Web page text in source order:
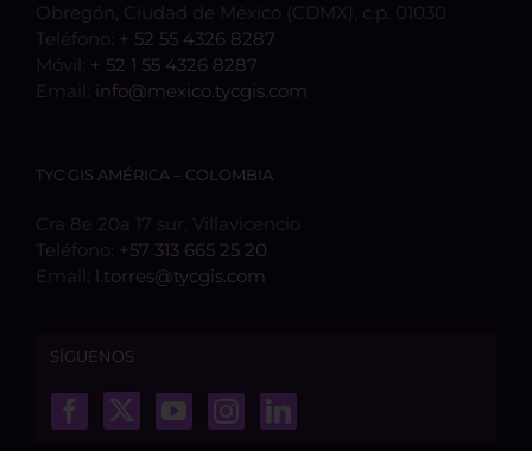
Obregón, Ciudad de México (CDMX), c.p. 01030
Teléfono: + 52 55 4326 8287
Móvil: + 52 1 55 4326 8287
Email: info@mexico.tycgis.com
TYC GIS AMÉRICA – COLOMBIA
Cra 8e 20a 17 sur, Villavicencio
Teléfono: +57 313 665 25 20
Email: l.torres@tycgis.com
SÍGUENOS